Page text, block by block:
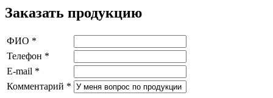
Заказать продукцию
ФИО *
Телефон *
E-mail *
Комментарий *